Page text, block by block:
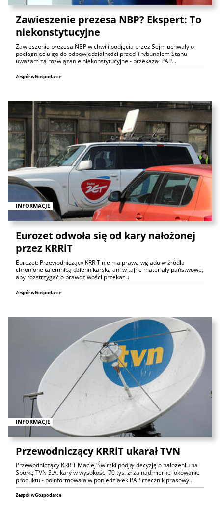
Zawieszenie prezesa NBP? Ekspert: To
niekonstytucyjne
Zawieszenie prezesa NBP w chwili podjęcia przez Sejm uchwały o
pociągnięciu go do odpowiedzialności przed Trybunałem Stanu
uważam za rozwiązanie niekonstytucyjne - przekazał PAP…
Zespół wGospodarce
INFORMACJE
Eurozet odwoła się od kary nałożonej
przez KRRiT
Eurozet: Przewodniczący KRRiT nie ma prawa wglądu w źródła
chronione tajemnicą dziennikarską ani w tajne materiały państwowe,
aby rozstrzygać o prawdziwości przekazu
Zespół wGospodarce
INFORMACJE
Przewodniczący KRRiT ukarał TVN
Przewodniczący KRRiT Maciej Świrski podjął decyzję o nałożeniu na
Spółkę TVN S.A. kary w wysokości 70 tys. zł za nadmierne lokowanie
produktu - poinformowała w poniedziałek PAP rzecznik prasowy…
Zespół wGospodarce